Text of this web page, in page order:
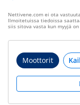
Nettivene.com ei ota
Ilmoitetuissa tiedoissa
siis sitova vasta kun myyjä
Moottorit